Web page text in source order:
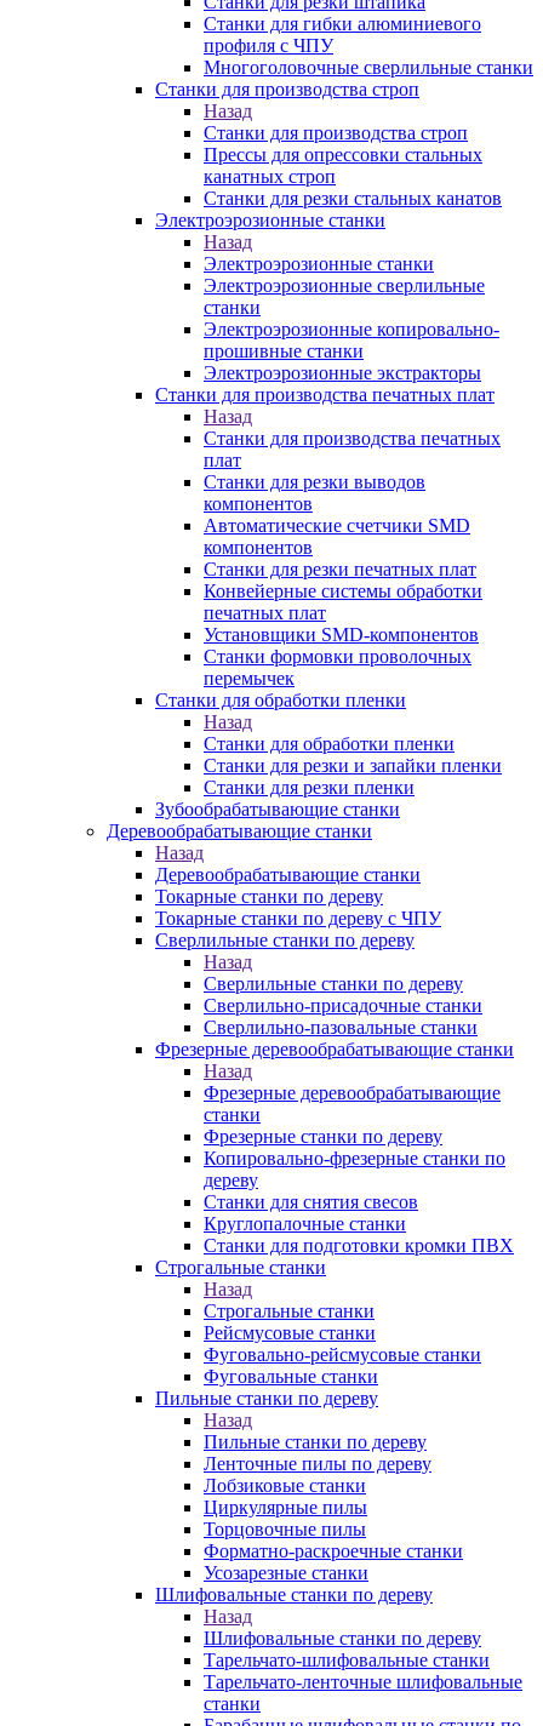
Станки для гибки алюминиевого
профиля с ЧПУ
Многоголовочные сверлильные станки
Станки для производства строп
Назад
Станки для производства строп
Прессы для опрессовки стальных
канатных строп
Станки для резки стальных канатов
Электроэрозионные станки
Назад
Электроэрозионные станки
Электроэрозионные сверлильные
станки
Электроэрозионные копировально-
прошивные станки
Электроэрозионные экстракторы
Станки для производства печатных плат
Назад
Станки для производства печатных
плат
Станки для резки выводов
компонентов
Автоматические счетчики SMD
компонентов
Станки для резки печатных плат
Конвейерные системы обработки
печатных плат
Установщики SMD-компонентов
Станки формовки проволочных
перемычек
Станки для обработки пленки
Назад
Станки для обработки пленки
Станки для резки и запайки пленки
Станки для резки пленки
Зубообрабатывающие станки
Деревообрабатывающие станки
Назад
Деревообрабатывающие станки
Токарные станки по дереву
Токарные станки по дереву с ЧПУ
Сверлильные станки по дереву
Назад
Сверлильные станки по дереву
Сверлильно-присадочные станки
Сверлильно-пазовальные станки
Фрезерные деревообрабатывающие станки
Назад
Фрезерные деревообрабатывающие
станки
Фрезерные станки по дереву
Копировально-фрезерные станки по
дереву
Станки для снятия свесов
Круглопалочные станки
Станки для подготовки кромки ПВХ
Строгальные станки
Назад
Строгальные станки
Рейсмусовые станки
Фуговально-рейсмусовые станки
Фуговальные станки
Пильные станки по дереву
Назад
Пильные станки по дереву
Ленточные пилы по дереву
Лобзиковые станки
Циркулярные пилы
Торцовочные пилы
Форматно-раскроечные станки
Усозарезные станки
Шлифовальные станки по дереву
Назад
Шлифовальные станки по дереву
Тарельчато-шлифовальные станки
Тарельчато-ленточные шлифовальные
станки